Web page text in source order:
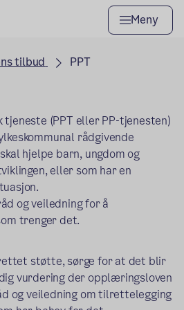
Meny
tilbud PPT
tjeneste (PPT eller PP-tjenesten)
rådgivende
hjelpe barn, ungdom og
eller som har en
og veiledning for å
trenger det.
støtte, sørge for at det blir
vurdering der opplæringsloven
og veiledning om tilrettelegging